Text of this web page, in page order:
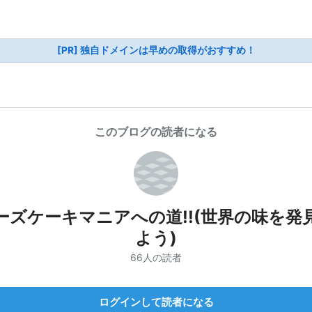
[PR] 独自ドメインは早めの取得がおすすめ！
このブログの読者になる
ズケーキマニアへの道!!(世界の味を発
よう)
66人の読者
ログインして読者になる